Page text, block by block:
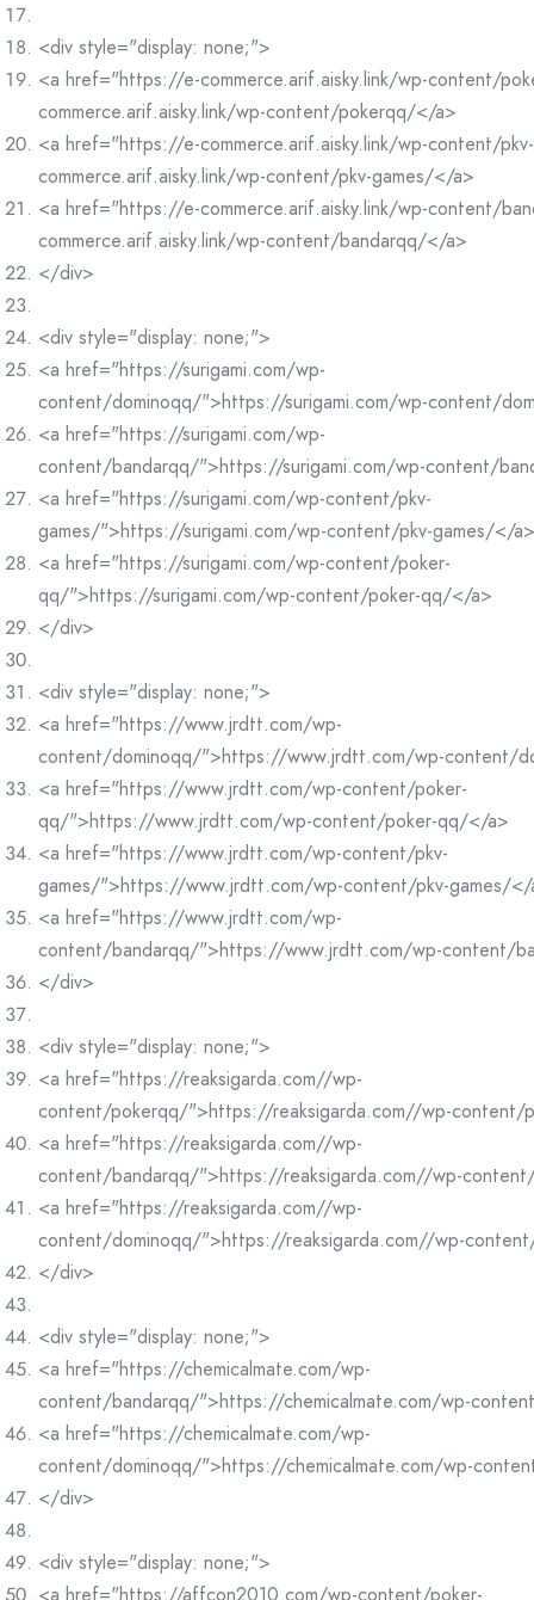
<div style="display: none;">
<a href="https://e-commerce.arif.aisky.link/wp-content/
commerce.arif.aisky.link/wp-content/pokerqq/</a>
<a href="https://e-commerce.arif.aisky.link/wp-content/
commerce.arif.aisky.link/wp-content/pkv-games/</a>
<a href="https://e-commerce.arif.aisky.link/wp-content/
commerce.arif.aisky.link/wp-content/bandarqq/</a>
</div>
<div style="display: none;">
<a href="https://surigami.com/wp-
content/dominoqq/">https://surigami.com/wp-content/
<a href="https://surigami.com/wp-
content/bandarqq/">https://surigami.com/wp-content/
<a href="https://surigami.com/wp-content/pkv-
games/">https://surigami.com/wp-content/pkv-games/</a>
<a href="https://surigami.com/wp-content/poker-
qq/">https://surigami.com/wp-content/poker-qq/</a>
</div>
<div style="display: none;">
<a href="https://www.jrdtt.com/wp-
content/dominoqq/">https://www.jrdtt.com/wp-content/
<a href="https://www.jrdtt.com/wp-content/poker-
qq/">https://www.jrdtt.com/wp-content/poker-qq/</a>
<a href="https://www.jrdtt.com/wp-content/pkv-
games/">https://www.jrdtt.com/wp-content/pkv-games/
<a href="https://www.jrdtt.com/wp-
content/bandarqq/">https://www.jrdtt.com/wp-content/
</div>
<div style="display: none;">
<a href="https://reaksigarda.com//wp-
content/pokerqq/">https://reaksigarda.com//wp-content/
<a href="https://reaksigarda.com//wp-
content/bandarqq/">https://reaksigarda.com//wp-
<a href="https://reaksigarda.com//wp-
content/dominoqq/">https://reaksigarda.com//wp-
</div>
<div style="display: none;">
<a href="https://chemicalmate.com/wp-
content/bandarqq/">https://chemicalmate.com/wp-
<a href="https://chemicalmate.com/wp-
content/dominoqq/">https://chemicalmate.com/wp-
</div>
<div style="display: none;">
<a href="https://affcon2010.com/wp-content/poker-